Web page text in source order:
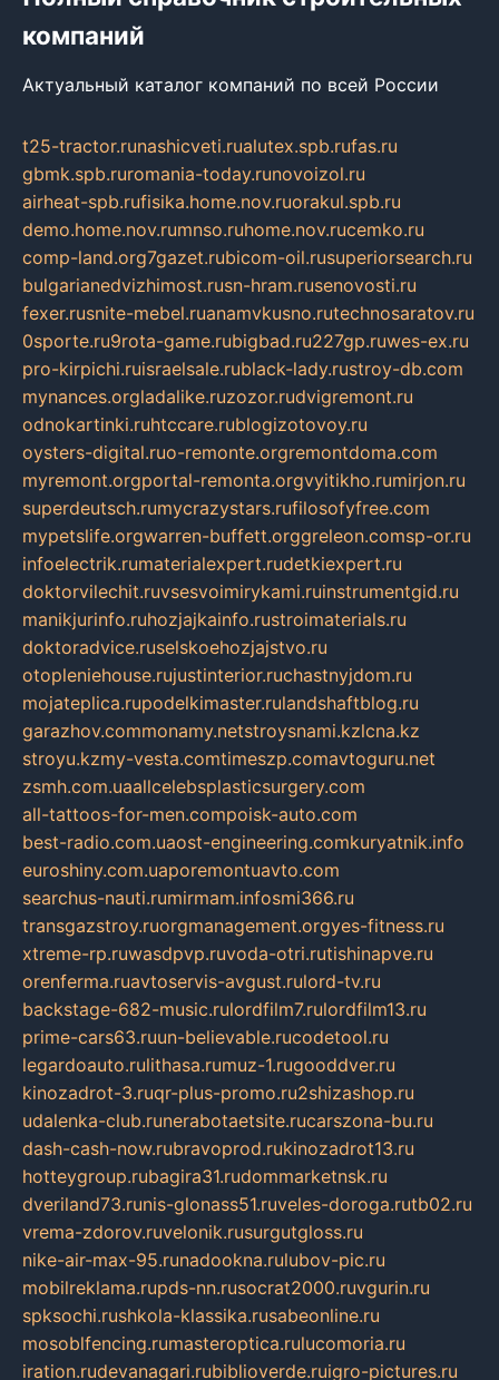
компаний
Актуальный каталог компаний по всей России
t25-tractor.runashicveti.rualutex.spb.rufas.ru
gbmk.spb.ruromania-today.runovoizol.ru
airheat-spb.rufisika.home.nov.ruorakul.spb.ru
demo.home.nov.rumnso.ruhome.nov.rucemko.ru
comp-land.org7gazet.rubicom-oil.rusuperiorsearch.ru
bulgarianedvizhimost.rusn-hram.rusenovosti.ru
fexer.rusnite-mebel.ruanamvkusno.rutechnosaratov.ru
0sporte.ru9rota-game.rubigbad.ru227gp.ruwes-ex.ru
pro-kirpichi.ruisraelsale.rublack-lady.rustroy-db.com
mynances.orgladalike.ruzozor.rudvigremont.ru
odnokartinki.ruhtccare.rublogizotovoy.ru
oysters-digital.ruo-remonte.orgremontdoma.com
myremont.orgportal-remonta.orgvyitikho.rumirjon.ru
superdeutsch.rumycrazystars.rufilosofyfree.com
mypetslife.orgwarren-buffett.orggreleon.comsp-or.ru
infoelectrik.rumaterialexpert.rudetkiexpert.ru
doktorvilechit.ruvsesvoimirykami.ruinstrumentgid.ru
manikjurinfo.ruhozjajkainfo.rustroimaterials.ru
doktoradvice.ruselskoehozjajstvo.ru
otopleniehouse.rujustinterior.ruchastnyjdom.ru
mojateplica.rupodelkimaster.rulandshaftblog.ru
garazhov.commonamy.netstroysnami.kzlcna.kz
stroyu.kzmy-vesta.comtimeszp.comavtoguru.net
zsmh.com.uaallcelebsplasticsurgery.com
all-tattoos-for-men.compoisk-auto.com
best-radio.com.uaost-engineering.comkuryatnik.info
euroshiny.com.uaporemontuavto.com
searchus-nauti.rumirmam.infosmi366.ru
transgazstroy.ruorgmanagement.orgyes-fitness.ru
xtreme-rp.ruwasdpvp.ruvoda-otri.rutishinapve.ru
orenferma.ruavtoservis-avgust.rulord-tv.ru
backstage-682-music.rulordfilm7.rulordfilm13.ru
prime-cars63.ruun-believable.rucodetool.ru
legardoauto.rulithasa.rumuz-1.rugooddver.ru
kinozadrot-3.ruqr-plus-promo.ru2shizashop.ru
udalenka-club.runerabotaetsite.rucarszona-bu.ru
dash-cash-now.rubravoprod.rukinozadrot13.ru
hotteygroup.rubagira31.rudommarketnsk.ru
dveriland73.runis-glonass51.ruveles-doroga.rutb02.ru
vrema-zdorov.ruvelonik.rusurgutgloss.ru
nike-air-max-95.runadookna.rulubov-pic.ru
mobilreklama.rupds-nn.rusocrat2000.ruvgurin.ru
spksochi.rushkola-klassika.rusabeonline.ru
mosoblfencing.rumasteroptica.rulucomoria.ru
iration.rudevanagari.rubiblioverde.ruigro-pictures.ru